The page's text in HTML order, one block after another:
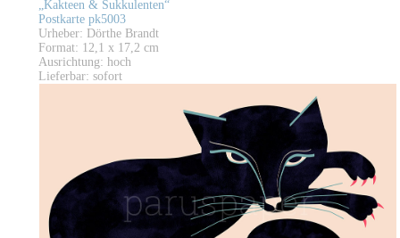
„Kakteen & Sukkulenten“
Postkarte pk5003
Urheber: Dörthe Brandt
Format: 12,1 x 17,2 cm
Ausrichtung: hoch
Lieferbar: sofort